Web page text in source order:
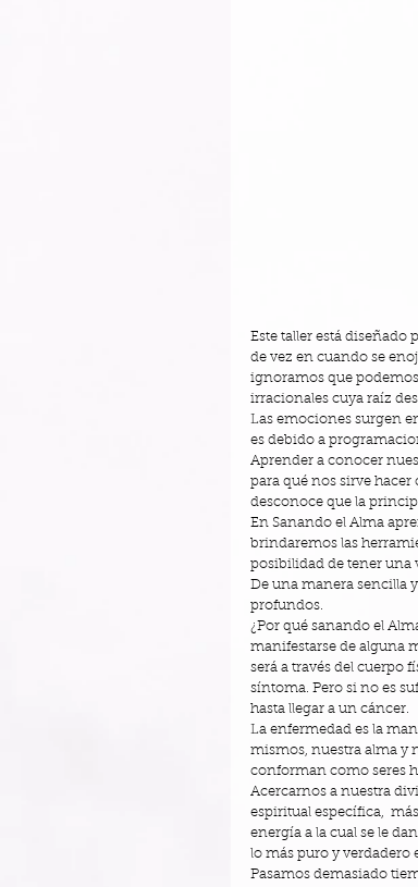
Este taller está diseñado
de vez en cuando se
ignoramos que
irracionales cuya raíz
Las emociones surgen
es debido a
Aprender a conocer
para qué nos sirve
desconoce que la
En Sanando el Alma
brindaremos las
posibilidad de tener una
De una manera sencilla
profundos.
¿Por qué sanando el
manifestarse de alguna
será a través del cuerpo
síntoma. Pero si no es
hasta llegar a un cáncer.
La enfermedad es la
mismos, nuestra alma y
conforman como seres
Acercarnos a nuestra
espiritual específica,
energía a la cual se le
lo más puro y verdadero
Pasamos demasiado